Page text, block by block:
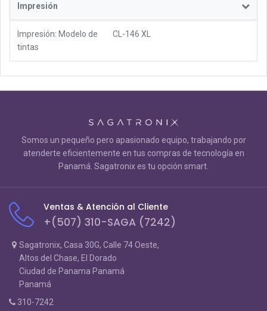
Impresión
Impresión: Modelo de
tintas
CL-146 XL
Somos un pequeño pero apasionado equipo, trabajando por
atenderte eficientemente en tus compras de tecnología en
Panamá. Sagatronix es tu opción smart.
Ventas & Atención al Cliente
+(507) 310-SAGA (7242)
Sagatronix, Casa 30G, Calle 74 Oeste,
Altos del Chase, El Dorado
Ciudad de Panama Panamá
Panamá
310-7242